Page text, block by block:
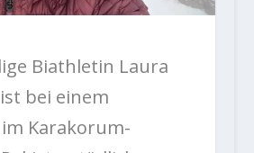
Biathletin Laura
bei einem
Karakorum-